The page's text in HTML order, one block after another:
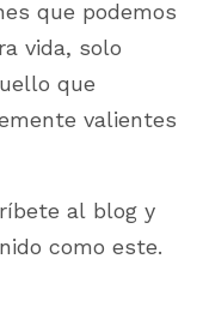
que podemos
vida, solo
que
valientes
al blog y
como este.